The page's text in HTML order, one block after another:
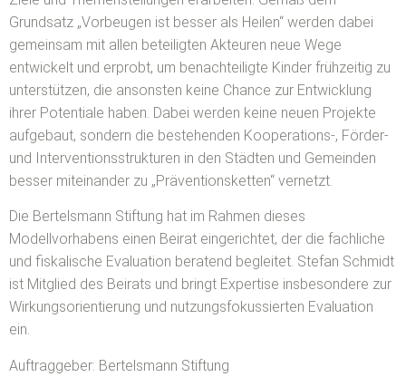
Grundsatz „Vorbeugen ist besser als Heilen“ werden dabei
gemeinsam mit allen beteiligten Akteuren neue Wege
entwickelt und erprobt, um benachteiligte Kinder frühzeitig zu
unterstützen, die ansonsten keine Chance zur Entwicklung
ihrer Potentiale haben. Dabei werden keine neuen Projekte
aufgebaut, sondern die bestehenden Kooperations-, Förder-
und Interventionsstrukturen in den Städten und Gemeinden
besser miteinander zu „Präventionsketten“ vernetzt.
Die Bertelsmann Stiftung hat im Rahmen dieses
Modellvorhabens einen Beirat eingerichtet, der die fachliche
und fiskalische Evaluation beratend begleitet. Stefan Schmidt
ist Mitglied des Beirats und bringt Expertise insbesondere zur
Wirkungsorientierung und nutzungsfokussierten Evaluation
ein.
Auftraggeber: Bertelsmann Stiftung